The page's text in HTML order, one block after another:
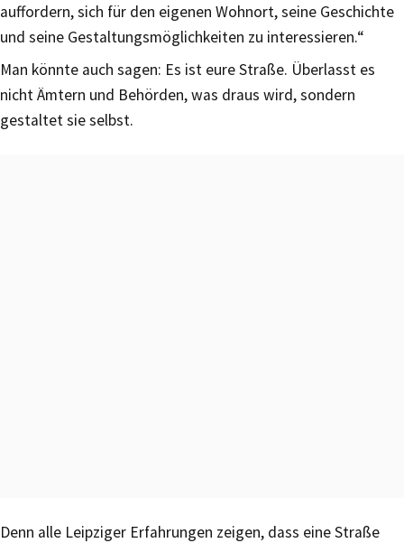
auffordern, sich für den eigenen Wohnort, seine Geschichte
und seine Gestaltungsmöglichkeiten zu interessieren.“
Man könnte auch sagen: Es ist eure Straße. Überlasst es
nicht Ämtern und Behörden, was draus wird, sondern
gestaltet sie selbst.
Denn alle Leipziger Erfahrungen zeigen, dass eine Straße